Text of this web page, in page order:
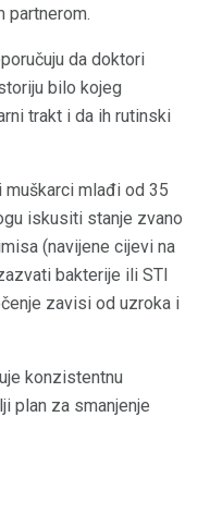
partnerom.
da doktori
bilo kojeg
trakt i da ih rutinski
muškarci mlađi od 35
iskusiti stanje zvano
(navijene cijevi na
bakterije ili STI
zavisi od uzroka i
konzistentnu
plan za smanjenje